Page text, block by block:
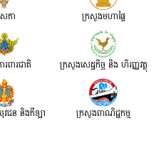
សភា ក្រសួងមហាផ្ទៃ
ពារជាតិ ក្រសួង​សេដ្ឋកិច្ច និង ហិរញ្ញវត្ថុ
ជន និងកីឡា ក្រសួងពាណិជ្ជកម្ម